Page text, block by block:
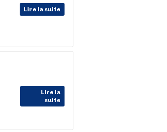
Lire la suite
Lire la
suite